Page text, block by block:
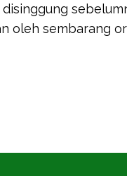
oleh sembarang